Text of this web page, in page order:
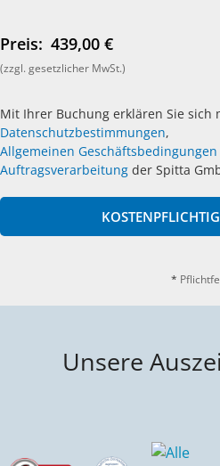
Preis: 439,00 €
(zzgl. gesetzlicher MwSt.)
Mit Ihrer Buchung erklären Sie sich
Datenschutzbestimmungen,
Allgemeinen Geschäftsbedingungen
Auftragsverarbeitung der Spitta
*
Unsere